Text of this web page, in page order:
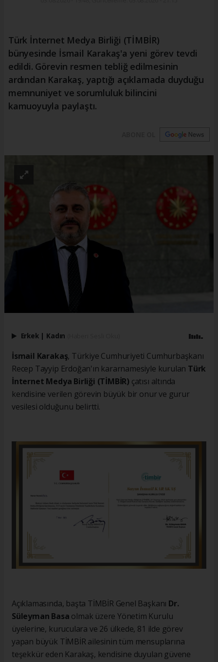
Türk İnternet Medya Birliği (TİMBİR)
bünyesinde İsmail Karakaş'a yeni görev tevdi
edildi. Görevin resmen tebliğ edilmesinin
ardından Karakaş, yaptığı açıklamada duyduğu
memnuniyet ve sorumluluk bilincini
kamuoyuyla paylaştı.
Erkek | Kadın
İsmail Karakaş, Türkiye Cumhuriyeti Cumhurbaşkanı
Recep Tayyip Erdoğan'ın kararnamesiyle kurulan Türk
İnternet Medya Birliği (TİMBİR) çatısı altında
kendisine verilen görevin büyük bir onur ve gurur
vesilesi olduğunu belirtti.
Açıklamasında, başta TİMBİR Genel Başkanı Dr.
Süleyman Basa olmak üzere Yönetim Kurulu
üyelerine, kuruculara ve 26 ülkede, 81 ilde görev
yapan büyük TİMBİR ailesinin tüm mensuplarına
teşekkür eden Karakaş, kendisine duyulan güvene